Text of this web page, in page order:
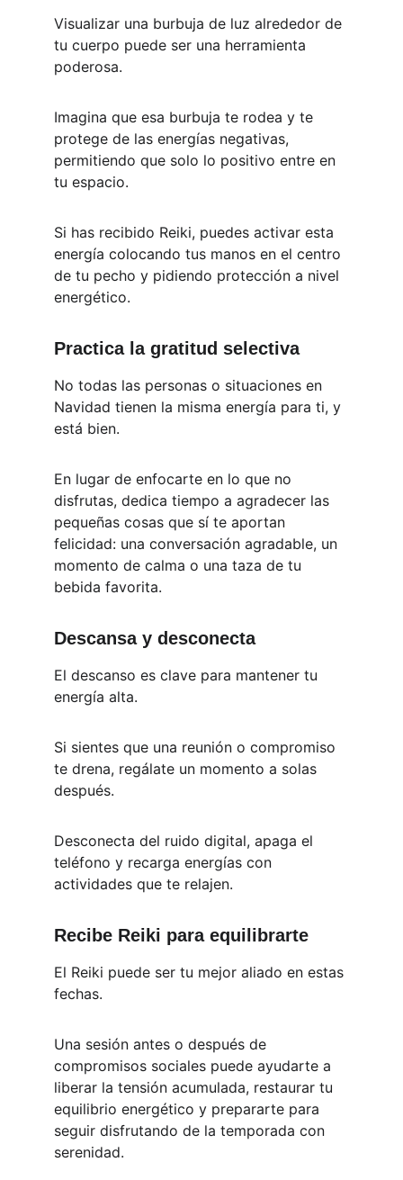
Visualizar una burbuja de luz alrededor de
tu cuerpo puede ser una herramienta
poderosa.
Imagina que esa burbuja te rodea y te
protege de las energías negativas,
permitiendo que solo lo positivo entre en
tu espacio.
Si has recibido Reiki, puedes activar esta
energía colocando tus manos en el centro
de tu pecho y pidiendo protección a nivel
energético.
Practica la gratitud selectiva
No todas las personas o situaciones en
Navidad tienen la misma energía para ti, y
está bien.
En lugar de enfocarte en lo que no
disfrutas, dedica tiempo a agradecer las
pequeñas cosas que sí te aportan
felicidad: una conversación agradable, un
momento de calma o una taza de tu
bebida favorita.
Descansa y desconecta
El descanso es clave para mantener tu
energía alta.
Si sientes que una reunión o compromiso
te drena, regálate un momento a solas
después.
Desconecta del ruido digital, apaga el
teléfono y recarga energías con
actividades que te relajen.
Recibe Reiki para equilibrarte
El Reiki puede ser tu mejor aliado en estas
fechas.
Una sesión antes o después de
compromisos sociales puede ayudarte a
liberar la tensión acumulada, restaurar tu
equilibrio energético y prepararte para
seguir disfrutando de la temporada con
serenidad.